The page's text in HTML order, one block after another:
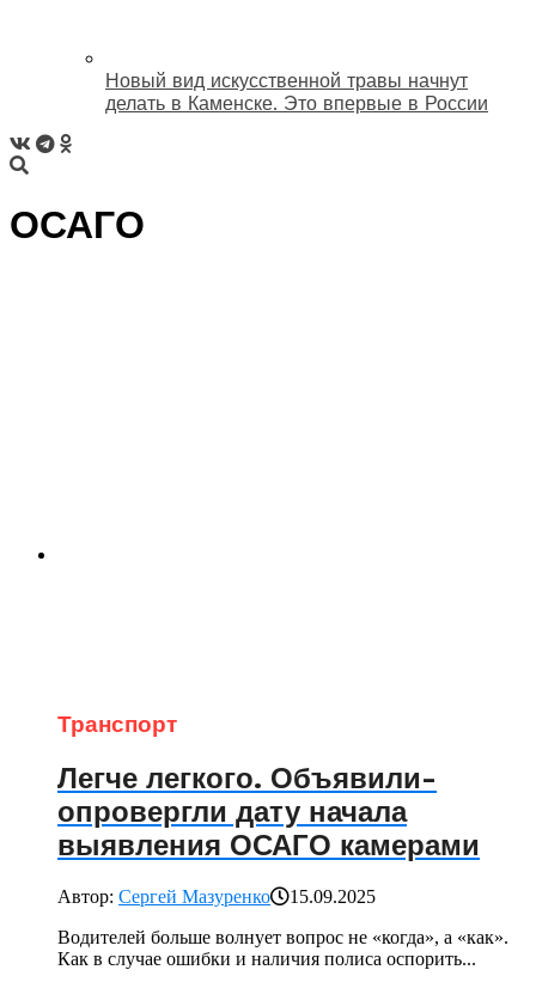
Новый вид искусственной травы начнут
делать в Каменске. Это впервые в России
ОСАГО
Транспорт
Легче легкого. Объявили-
опровергли дату начала
выявления ОСАГО камерами
Автор: Сергей Мазуренко
15.09.2025
Водителей больше волнует вопрос не «когда», а «как».
Как в случае ошибки и наличия полиса оспорить...